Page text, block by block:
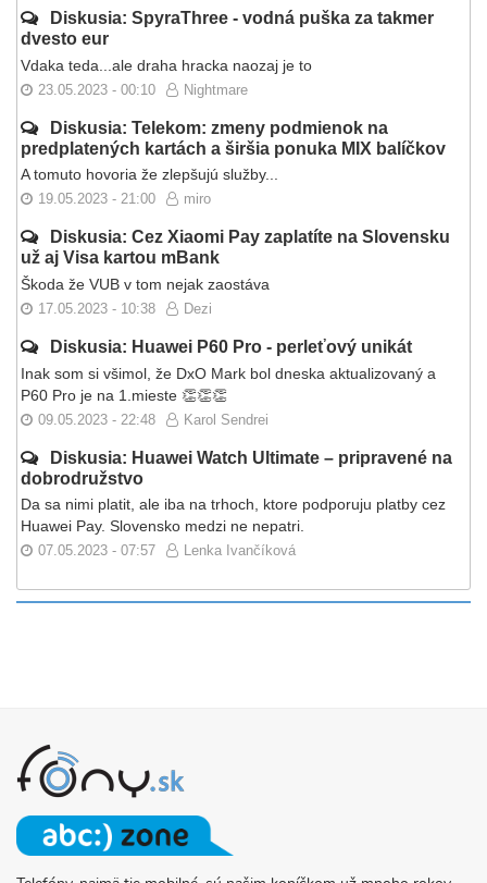
Diskusia: SpyraThree - vodná puška za takmer
dvesto eur
Vdaka teda...ale draha hracka naozaj je to
23.05.2023 - 00:10 Nightmare
Diskusia: Telekom: zmeny podmienok na
predplatených kartách a širšia ponuka MIX balíčkov
A tomuto hovoria že zlepšujú služby...
19.05.2023 - 21:00 miro
Diskusia: Cez Xiaomi Pay zaplatíte na Slovensku
už aj Visa kartou mBank
Škoda že VUB v tom nejak zaostáva
17.05.2023 - 10:38 Dezi
Diskusia: Huawei P60 Pro - perleťový unikát
Inak som si všimol, že DxO Mark bol dneska aktualizovaný a
P60 Pro je na 1.mieste 👏👏👏
09.05.2023 - 22:48 Karol Sendrei
Diskusia: Huawei Watch Ultimate – pripravené na
dobrodružstvo
Da sa nimi platit, ale iba na trhoch, ktore podporuju platby cez
Huawei Pay. Slovensko medzi ne nepatri.
07.05.2023 - 07:57 Lenka Ivančíková